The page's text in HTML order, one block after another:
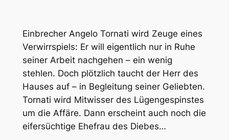
Einbrecher Angelo Tornati wird Zeuge eines
Verwirrspiels: Er will eigentlich nur in Ruhe
seiner Arbeit nachgehen – ein wenig
stehlen. Doch plötzlich taucht der Herr des
Hauses auf – in Begleitung seiner Geliebten.
Tornati wird Mitwisser des Lügengespinstes
um die Affäre. Dann erscheint auch noch die
eifersüchtige Ehefrau des Diebes…